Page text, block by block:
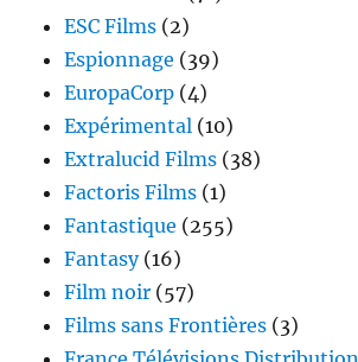
ESC Films (2)
Espionnage (39)
EuropaCorp (4)
Expérimental (10)
Extralucid Films (38)
Factoris Films (1)
Fantastique (255)
Fantasy(16)
Film noir (57)
Films sans Frontières (3)